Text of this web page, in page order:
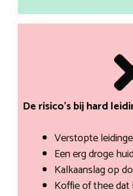
De risico’s bij hard
Verstopte
Een erg droge
Kalkaanslag op
Koffie of thee